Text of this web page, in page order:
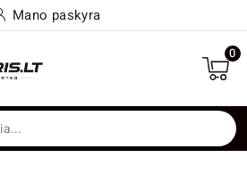
Mano paskyra
0